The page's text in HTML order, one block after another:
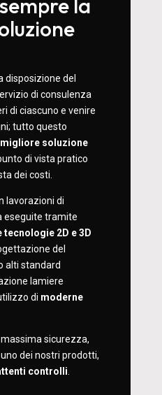
la
disposizione del
di consulenza
di ciascuno e venire
tutto questo
soluzione
di vista pratico
dei costi.
lavorazioni di
eseguite tramite
tecnologie 2D e 3D
del
alti standard
lamiere
di moderne
sicurezza,
dei nostri prodotti,
controlli.